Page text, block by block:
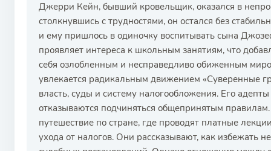
Джерри Кейн, бывший кровельщик, оказался в
столкнувшись с трудностями, он остался без
и ему пришлось в одиночку воспитывать сына
проявляет интереса к школьным занятиям, что
себя озлобленным и несправедливо обиженным
увлекается радикальным движением «Суверенные
власть, суды и систему налогообложения. Его
отказываются подчиняться общепринятым
путешествие по стране, где проводят платные
ухода от налогов. Они рассказывают, как избежать